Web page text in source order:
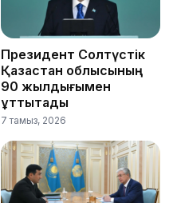
Президент Солтүстік
Қазақстан облысының
90 жылдығымен
құттықтады
7 тамыз, 2026